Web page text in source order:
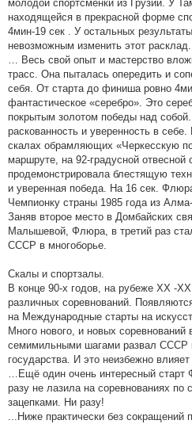
молодой спортсменки из Грузии. У
находящейся в прекрасной форме
4мин-19 сек . У остальных
невозможным изменить этот расклад.
… Весь свой опыт и мастерство
трасс. Она пыталась опередить и
себя. От старта до финиша ровно
фантастическое «серебро». Это
покрытым золотом победы над
раскованность и уверенность в
скалах обрамляющих «Черкесскую
маршруте, на 92-градусной
продемонстрировала блестящую
и уверенная победа. На 16 сек.
Чемпионку страны 1985 года из
Заняв второе место в Домбайских
Малышевой, Флюра, в третий раз
СССР в многоборье.
Скалы и спортзалы.
В конце 90-х годов, на рубеже ХХ -
различных соревнований.
на Международные старты на
Много нового, и новых
семимильными шагами развал СССР
государства. И это неизбежно
…Ещё один очень интересный старт
разу не лазила на соревнованиях по
зацепками. Ни разу!
...Ниже практически без сокращений